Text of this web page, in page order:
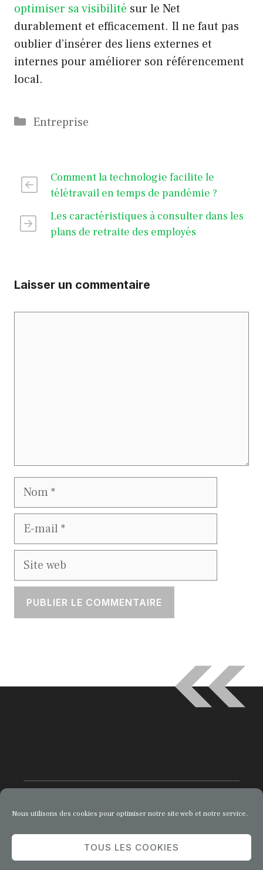
Nous utilisons des cookies pour optimiser notre site web et notre service.
TOUS LES COOKIES
optimiser sa visibilité sur le Net
durablement et efficacement. Il ne faut pas
oublier d’insérer des liens externes et
internes pour améliorer son référencement
local.
Catégories
Entreprise
Comment la technologie facilite le
télétravail en temps de pandémie ?
Les caractéristiques à consulter dans les
plans de retraite des employés
Laisser un commentaire
Nom
E-
Site
Terms of Service